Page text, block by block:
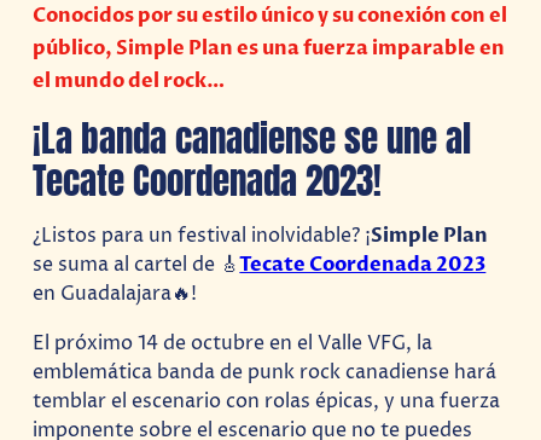
Conocidos por su estilo único y su conexión con el
público, Simple Plan es una fuerza imparable en
el mundo del rock…
¡La banda canadiense se une al
Tecate Coordenada 2023!
¿Listos para un festival inolvidable? ¡Simple Plan
se suma al cartel de 🎸Tecate Coordenada 2023
en Guadalajara🔥!
El próximo 14 de octubre en el Valle VFG, la
emblemática banda de punk rock canadiense hará
temblar el escenario con rolas épicas, y una fuerza
imponente sobre el escenario que no te puedes